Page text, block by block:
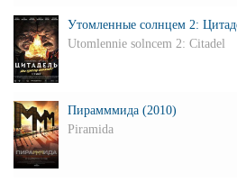
Утомленные солнцем 2:
Utomlennie solncem 2: Citadel
Пирамммида (2010)
Piramida